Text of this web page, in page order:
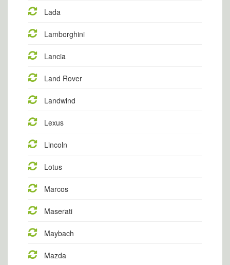
Lada
Lamborghini
Lancia
Land Rover
Landwind
Lexus
Lincoln
Lotus
Marcos
Maserati
Maybach
Mazda